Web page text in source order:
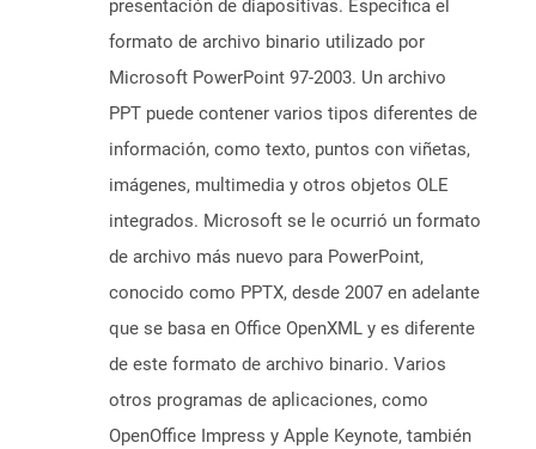
presentación de diapositivas. Especifica el
formato de archivo binario utilizado por
Microsoft PowerPoint 97-2003. Un archivo
PPT puede contener varios tipos diferentes de
información, como texto, puntos con viñetas,
imágenes, multimedia y otros objetos OLE
integrados. Microsoft se le ocurrió un formato
de archivo más nuevo para PowerPoint,
conocido como PPTX, desde 2007 en adelante
que se basa en Office OpenXML y es diferente
de este formato de archivo binario. Varios
otros programas de aplicaciones, como
OpenOffice Impress y Apple Keynote, también